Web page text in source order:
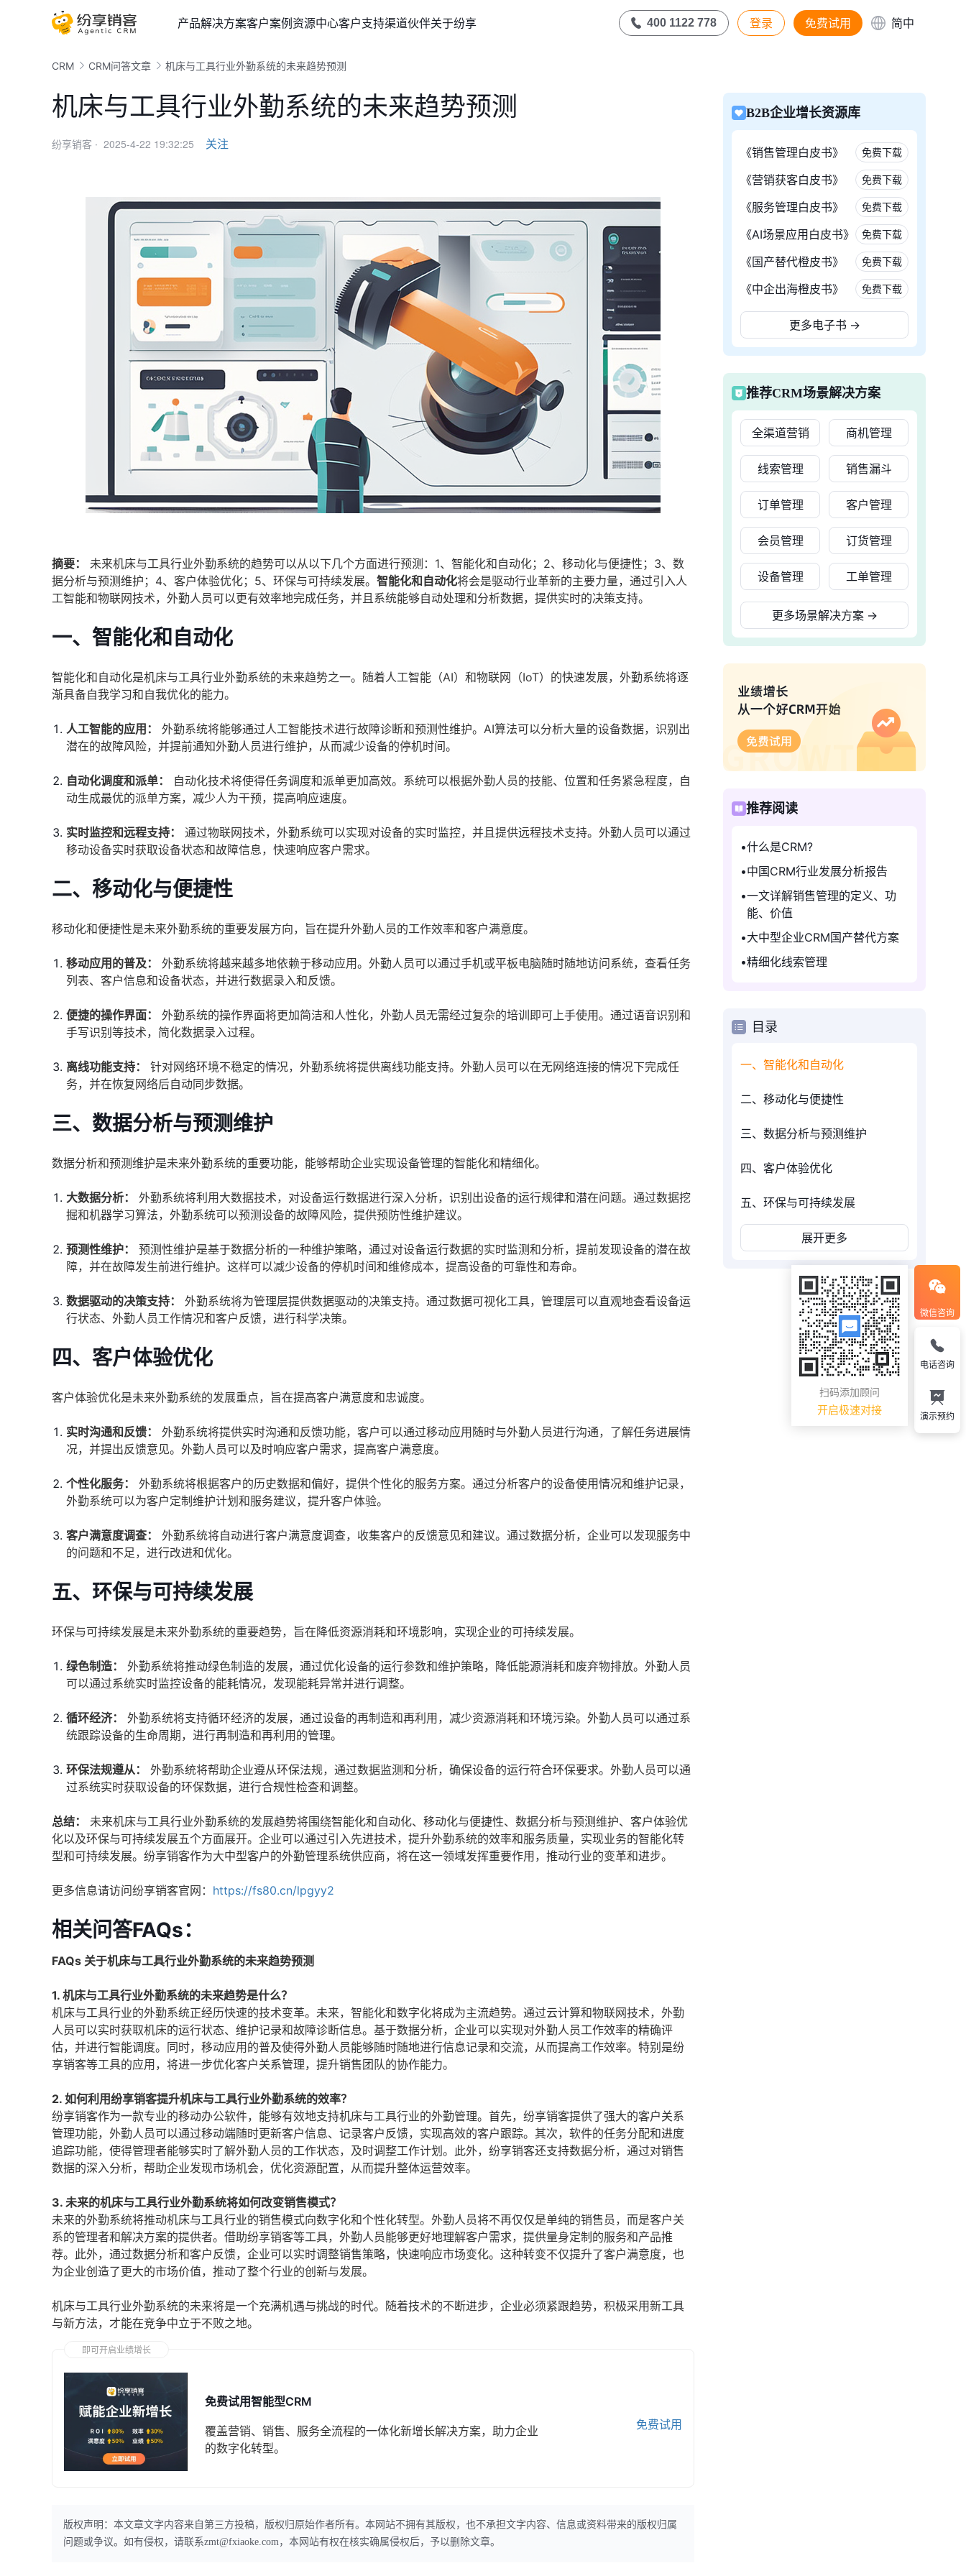
产品解决方案客户案例资源中心客户支持渠道伙伴关于纷享 400 1122 778 登录 免费试用 简中
CRM CRM问答文章 机床与工具行业外勤系统的未来趋势预测
机床与工具行业外勤系统的未来趋势预测
纷享销客 · 2025-4-22 19:32:25 关注
摘要：
未来机床与工具行业外勤系统的趋势可以从以下几个方面进行预测：1、智能化和自动化；2、移动化与便捷性；3、数
据分析与预测维护；4、客户体验优化；5、环保与可持续发展。 智能化和自动化将会是驱动行业革新的主要力量，通过引入人
工智能和物联网技术，外勤人员可以更有效率地完成任务，并且系统能够自动处理和分析数据，提供实时的决策支持。
一、智能化和自动化
智能化和自动化是机床与工具行业外勤系统的未来趋势之一。随着人工智能（AI）和物联网（IoT）的快速发展，外勤系统将逐
渐具备自我学习和自我优化的能力。
人工智能的应用：
外勤系统将能够通过人工智能技术进行故障诊断和预测性维护。AI算法可以分析大量的设备数据，识别出
潜在的故障风险，并提前通知外勤人员进行维护，从而减少设备的停机时间。
自动化调度和派单：
自动化技术将使得任务调度和派单更加高效。系统可以根据外勤人员的技能、位置和任务紧急程度，自
动生成最优的派单方案，减少人为干预，提高响应速度。
实时监控和远程支持：
通过物联网技术，外勤系统可以实现对设备的实时监控，并且提供远程技术支持。外勤人员可以通过
移动设备实时获取设备状态和故障信息，快速响应客户需求。
二、移动化与便捷性
移动化和便捷性是未来外勤系统的重要发展方向，旨在提升外勤人员的工作效率和客户满意度。
移动应用的普及：
外勤系统将越来越多地依赖于移动应用。外勤人员可以通过手机或平板电脑随时随地访问系统，查看任务
列表、客户信息和设备状态，并进行数据录入和反馈。
便捷的操作界面：
外勤系统的操作界面将更加简洁和人性化，外勤人员无需经过复杂的培训即可上手使用。通过语音识别和
手写识别等技术，简化数据录入过程。
离线功能支持：
针对网络环境不稳定的情况，外勤系统将提供离线功能支持。外勤人员可以在无网络连接的情况下完成任
务，并在恢复网络后自动同步数据。
三、数据分析与预测维护
数据分析和预测维护是未来外勤系统的重要功能，能够帮助企业实现设备管理的智能化和精细化。
大数据分析：
外勤系统将利用大数据技术，对设备运行数据进行深入分析，识别出设备的运行规律和潜在问题。通过数据挖
掘和机器学习算法，外勤系统可以预测设备的故障风险，提供预防性维护建议。
预测性维护：
预测性维护是基于数据分析的一种维护策略，通过对设备运行数据的实时监测和分析，提前发现设备的潜在故
障，并在故障发生前进行维护。这样可以减少设备的停机时间和维修成本，提高设备的可靠性和寿命。
数据驱动的决策支持：
外勤系统将为管理层提供数据驱动的决策支持。通过数据可视化工具，管理层可以直观地查看设备运
行状态、外勤人员工作情况和客户反馈，进行科学决策。
四、客户体验优化
客户体验优化是未来外勤系统的发展重点，旨在提高客户满意度和忠诚度。
实时沟通和反馈：
外勤系统将提供实时沟通和反馈功能，客户可以通过移动应用随时与外勤人员进行沟通，了解任务进展情
况，并提出反馈意见。外勤人员可以及时响应客户需求，提高客户满意度。
个性化服务：
外勤系统将根据客户的历史数据和偏好，提供个性化的服务方案。通过分析客户的设备使用情况和维护记录，
外勤系统可以为客户定制维护计划和服务建议，提升客户体验。
客户满意度调查：
外勤系统将自动进行客户满意度调查，收集客户的反馈意见和建议。通过数据分析，企业可以发现服务中
的问题和不足，进行改进和优化。
五、环保与可持续发展
环保与可持续发展是未来外勤系统的重要趋势，旨在降低资源消耗和环境影响，实现企业的可持续发展。
绿色制造：
外勤系统将推动绿色制造的发展，通过优化设备的运行参数和维护策略，降低能源消耗和废弃物排放。外勤人员
可以通过系统实时监控设备的能耗情况，发现能耗异常并进行调整。
循环经济：
外勤系统将支持循环经济的发展，通过设备的再制造和再利用，减少资源消耗和环境污染。外勤人员可以通过系
统跟踪设备的生命周期，进行再制造和再利用的管理。
环保法规遵从：
外勤系统将帮助企业遵从环保法规，通过数据监测和分析，确保设备的运行符合环保要求。外勤人员可以通
过系统实时获取设备的环保数据，进行合规性检查和调整。
总结：
未来机床与工具行业外勤系统的发展趋势将围绕智能化和自动化、移动化与便捷性、数据分析与预测维护、客户体验优
化以及环保与可持续发展五个方面展开。企业可以通过引入先进技术，提升外勤系统的效率和服务质量，实现业务的智能化转
型和可持续发展。纷享销客作为大中型客户的外勤管理系统供应商，将在这一领域发挥重要作用，推动行业的变革和进步。
更多信息请访问纷享销客官网： https://fs80.cn/lpgyy2
相关问答FAQs：
FAQs 关于机床与工具行业外勤系统的未来趋势预测
1. 机床与工具行业外勤系统的未来趋势是什么？
机床与工具行业的外勤系统正经历快速的技术变革。未来，智能化和数字化将成为主流趋势。通过云计算和物联网技术，外勤
人员可以实时获取机床的运行状态、维护记录和故障诊断信息。基于数据分析，企业可以实现对外勤人员工作效率的精确评
估，并进行智能调度。同时，移动应用的普及使得外勤人员能够随时随地进行信息记录和交流，从而提高工作效率。特别是纷
享销客等工具的应用，将进一步优化客户关系管理，提升销售团队的协作能力。
2. 如何利用纷享销客提升机床与工具行业外勤系统的效率？
纷享销客作为一款专业的移动办公软件，能够有效地支持机床与工具行业的外勤管理。首先，纷享销客提供了强大的客户关系
管理功能，外勤人员可以通过移动端随时更新客户信息、记录客户反馈，实现高效的客户跟踪。其次，软件的任务分配和进度
追踪功能，使得管理者能够实时了解外勤人员的工作状态，及时调整工作计划。此外，纷享销客还支持数据分析，通过对销售
数据的深入分析，帮助企业发现市场机会，优化资源配置，从而提升整体运营效率。
3. 未来的机床与工具行业外勤系统将如何改变销售模式？
未来的外勤系统将推动机床与工具行业的销售模式向数字化和个性化转型。外勤人员将不再仅仅是单纯的销售员，而是客户关
系的管理者和解决方案的提供者。借助纷享销客等工具，外勤人员能够更好地理解客户需求，提供量身定制的服务和产品推
荐。此外，通过数据分析和客户反馈，企业可以实时调整销售策略，快速响应市场变化。这种转变不仅提升了客户满意度，也
为企业创造了更大的市场价值，推动了整个行业的创新与发展。
机床与工具行业外勤系统的未来将是一个充满机遇与挑战的时代。随着技术的不断进步，企业必须紧跟趋势，积极采用新工具
与新方法，才能在竞争中立于不败之地。
即可开启业绩增长
免费试用智能型CRM
覆盖营销、销售、服务全流程的一体化新增长解决方案，助力企业
的数字化转型。
免费试用
版权声明：本文章文字内容来自第三方投稿，版权归原始作者所有。本网站不拥有其版权，也不承担文字内容、信息或资料带来的版权归属
问题或争议。如有侵权，请联系zmt@fxiaoke.com，本网站有权在核实确属侵权后，予以删除文章。
B2B企业增长资源库
《销售管理白皮书》 免费下载
《营销获客白皮书》 免费下载
《服务管理白皮书》 免费下载
《AI场景应用白皮书》 免费下载
《国产替代橙皮书》 免费下载
《中企出海橙皮书》 免费下载
更多电子书 →
推荐CRM场景解决方案
全渠道营销 商机管理
线索管理 销售漏斗
订单管理 客户管理
会员管理 订货管理
设备管理 工单管理
更多场景解决方案 →
推荐阅读
什么是CRM?
中国CRM行业发展分析报告
一文详解销售管理的定义、功
能、价值
大中型企业CRM国产替代方案
精细化线索管理
目录
一、智能化和自动化
二、移动化与便捷性
三、数据分析与预测维护
四、客户体验优化
五、环保与可持续发展
展开更多
微信咨询
扫码添加顾问
开启极速对接
电话咨询
演示预约